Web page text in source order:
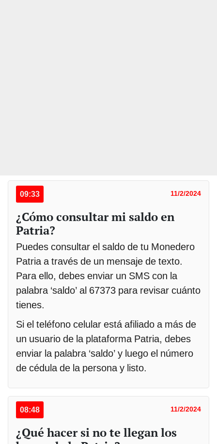
09:33 11/2/2024
¿Cómo consultar mi saldo en
Patria?
Puedes consultar el saldo de tu Monedero
Patria a través de un mensaje de texto.
Para ello, debes enviar un SMS con la
palabra ‘saldo’ al 67373 para revisar cuánto
tienes.
Si el teléfono celular está afiliado a más de
un usuario de la plataforma Patria, debes
enviar la palabra ‘saldo’ y luego el número
de cédula de la persona y listo.
08:48 11/2/2024
¿Qué hacer si no te llegan los